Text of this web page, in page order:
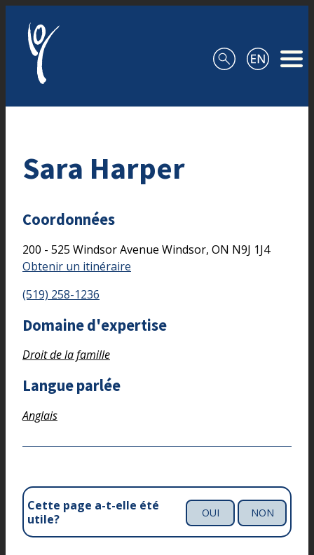
Sara Harper
Coordonnées
200 - 525 Windsor Avenue Windsor, ON N9J 1J4
Obtenir un itinéraire
(519) 258-1236
Domaine d'expertise
Droit de la famille
Langue parlée
Anglais
Cette page a-t-elle été
utile?
OUI NON